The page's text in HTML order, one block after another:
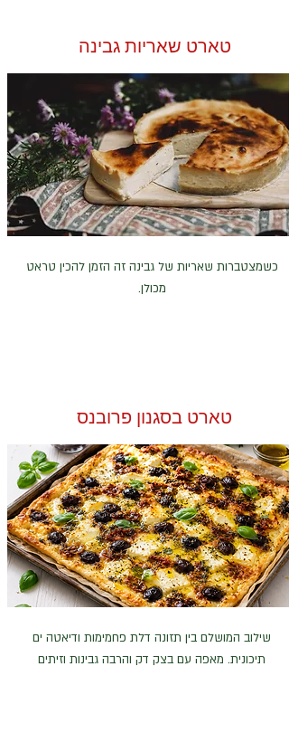
טארט שאריות גבינה
כשמצטברות שאריות של גבינה זה הזמן להכין טראט
מכולן.
טארט בסגנון פרובנס
שילוב המושלם בין תזונה דלת פחמימות ודיאטה ים
תיכונית. מאפה עם בצק דק והרבה גבינות וזיתים